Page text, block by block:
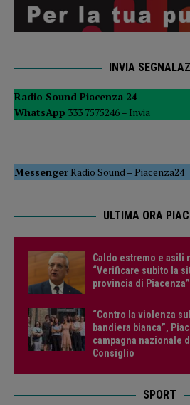
INVIA
Radio Sound Piacenza 24
WhatsApp 333 7575246 – Invia
MessengerRadio Sound –Piacenza24
ULTIMA ORA
Caldo estremo e asili
“Verificare subito la
provincia di Piacenza”
“Contro la violenza
bandiera bianca”,
campagna nazionale
Consiglio
SPORT